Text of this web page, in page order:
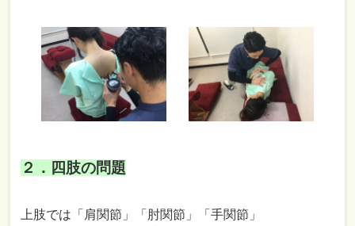
２．四肢の問題
上肢では「肩関節」「肘関節」「手関節」